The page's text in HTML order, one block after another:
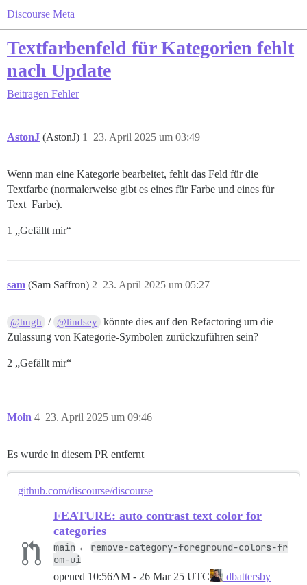
Discourse Meta
Textfarbenfeld für Kategorien fehlt
nach Update
Beitragen Fehler
AstonJ (AstonJ) 23. April 2025 um 03:49
1
Wenn man eine Kategorie bearbeitet, fehlt das Feld für die
Textfarbe (normalerweise gibt es eines für Farbe und eines für
Text_Farbe).
1 „Gefällt mir“
sam (Sam Saffron) 23. April 2025 um 05:27
2
@hugh / @lindsey könnte dies auf den Refactoring um die
Zulassung von Kategorie-Symbolen zurückzuführen sein?
2 „Gefällt mir“
Moin 23. April 2025 um 09:46
4
Es wurde in diesem PR entfernt
github.com/discourse/discourse
FEATURE: auto contrast text color for
categories
main ← remove-category-foreground-colors-fr
om-ui
opened 10:56AM - 26 Mar 25 UTC
dbattersby